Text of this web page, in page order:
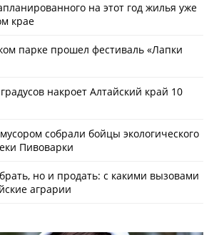
на этот год жилья уже
крае
парке прошел фестиваль «Лапки
накроет Алтайский край 10
собрали бойцы экологического
Пивоварки
но и продать: с какими вызовами
аграрии